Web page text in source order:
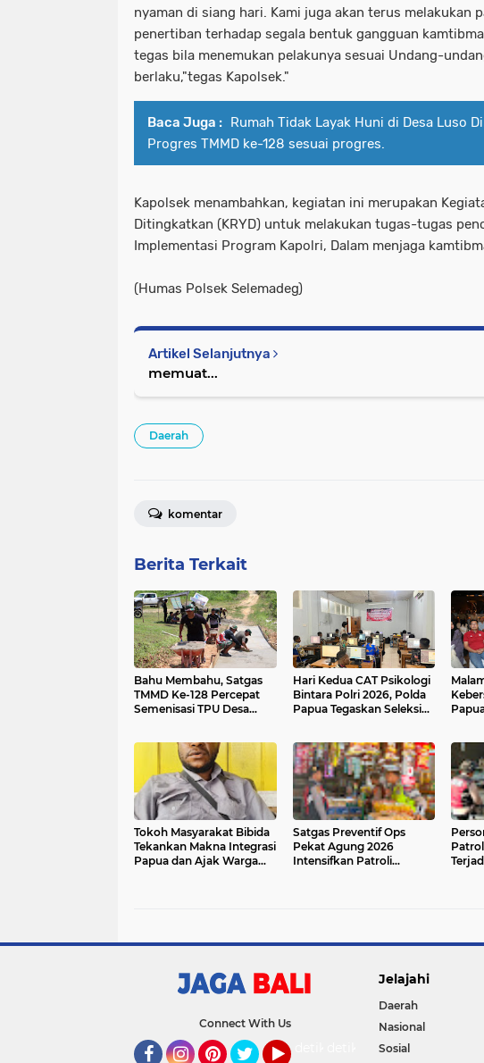
nyaman di siang hari. Kami juga akan terus melakukan
penertiban terhadap segala bentuk gangguan
tegas bila menemukan pelakunya sesuai Undang-
berlaku,"tegas Kapolsek."
Baca Juga : Rumah Tidak Layak Huni di Desa Luso
Progres TMMD ke-128 sesuai progres.
Kapolsek menambahkan, kegiatan ini merupakan
Ditingkatkan (KRYD) untuk melakukan tugas-tugas
Implementasi Program Kapolri, Dalam menjaga
(Humas Polsek Selemadeg)
Artikel Selanjutnya
memuat...
Daerah
komentar
Berita Terkait
Bahu Membahu, Satgas
TMMD Ke-128 Percepat
Semenisasi TPU Desa
Hari Kedua CAT Psikologi
Bintara Polri 2026, Polda
Papua Tegaskan Seleksi
Tokoh Masyarakat Bibida
Tekankan Makna Integrasi
Papua dan Ajak Warga
Satgas Preventif Ops
Pekat Agung 2026
Intensifkan Patroli
Connect With Us
detikTravel
Jelajahi
Daerah
Nasional
Sosial